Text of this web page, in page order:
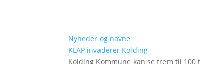
Nyheder og navne
KLAP invaderer Kolding
Kolding Kommune kan se frem til